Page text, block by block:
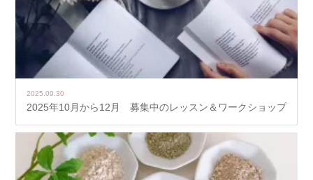
2025.09.30
2025年10月から12月 募集中のレッスン＆ワークショップ